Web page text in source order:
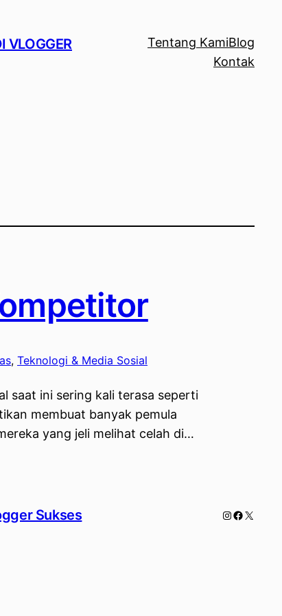
VLOGGER
Tentang KamiBlog
Kontak
, Teknologi & Media Sosial
saat ini sering kali terasa seperti
membuat banyak pemula
yang jeli melihat celah di…
Sukses Instagram
X